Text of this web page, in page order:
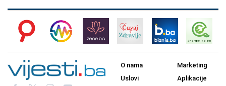
O nama
Uslovi
Marketing
Aplikacije